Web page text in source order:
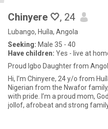
Chinyere 🤍, 24
Lubango, Huíla, Angola
Seeking: Male 35 - 40
Have children: Yes - live at
Proud Igbo Daughter from
Hi, I’m Chinyere, 24 y/o from
Nigerian from the Nwafor
with pride. I’m a proud mom,